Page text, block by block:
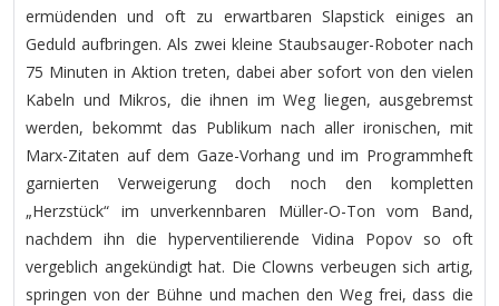
ermüdenden und oft zu erwartbaren Slapstick einiges an
Geduld aufbringen. Als zwei kleine Staubsauger-Roboter nach
75 Minuten in Aktion treten, dabei aber sofort von den vielen
Kabeln und Mikros, die ihnen im Weg liegen, ausgebremst
werden, bekommt das Publikum nach aller ironischen, mit
Marx-Zitaten auf dem Gaze-Vorhang und im Programmheft
garnierten Verweigerung doch noch den kompletten
„Herzstück“ im unverkennbaren Müller-O-Ton vom Band,
nachdem ihn die hyperventilierende Vidina Popov so oft
vergeblich angekündigt hat. Die Clowns verbeugen sich artig,
springen von der Bühne und machen den Weg frei, dass die